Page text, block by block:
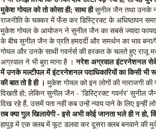
मुकेश गोयल को तो कोसा ही; साथ हीसुनील जैन तथा उनके
राजनीति के चक्कर में फँस कर डिस्ट्रिक्ट के अधिष्ठापन
मुकेश गोयल के आयोजन ने सुनील जैन का सबसे ज्यादा फायदा
के बीच सुनील जैन के प्रति हमदर्दी और समर्थन का भाव
गोयल और उनके साथी गवर्नर्स की हरकत के चलते हुए राजू
अग्रवाल ने भी बुरा माना है ।नरेश अग्रवाल इंटरनेशनल
में उनके मल्टीपल में इंटरनेशनल पदाधिकारियों का किसी
की बात तो है ही । मुकेश गोयल को इन लोगों की नाराजगी
दिखती हो; लेकिन सुनील जैन - 'डिस्ट्रिक्ट गवर्नर' सुनील
दिख रहे हैं, उसमें पता नहीं कब उन्हें न्याय पाने के लिए इन्हीं
तब क्या गुल खिलायेगी - इसे अभी कोई जानता भले ही न हो,
हापुड़ में एक क्लब में फूट डलवा कर दूसरा क्लब बनवाने की